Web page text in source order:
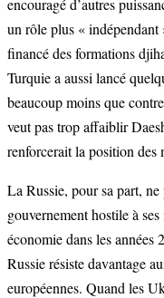
encouragé d’autres
un rôle plus «
financé des formations
Turquie a aussi lancé
beaucoup moins que
veut pas trop affaiblir
renforcerait la position des
La Russie, pour sa part,
gouvernement hostile à
économie dans les années
Russie résiste davantage
européennes. Quand les